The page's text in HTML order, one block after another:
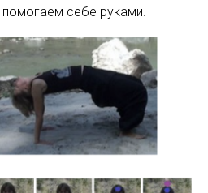
себе руками.